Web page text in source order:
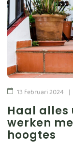
13 februari 2024
Haal alles
werken
hoogtes